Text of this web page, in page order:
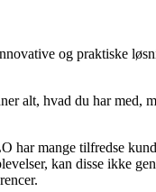
og praktiske
alt, hvad du har med,
har mange tilfredse
kan disse ikke